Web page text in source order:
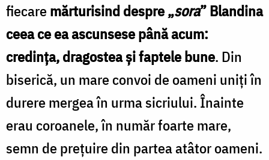
fiecaremărturisind despre „sora” Blandina
ceea ce ea ascunsese până acum:
credinţa, dragostea şi faptele bune. Din
biserică, un mare convoi de oameni uniţi în
durere mergea în urma sicriului. Înainte
erau coroanele, în număr foarte mare,
semn de preţuire din partea atâtor oameni.